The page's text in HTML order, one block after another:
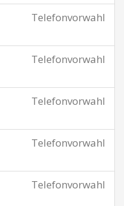
Telefonvorwahl
Telefonvorwahl
Telefonvorwahl
Telefonvorwahl
Telefonvorwahl